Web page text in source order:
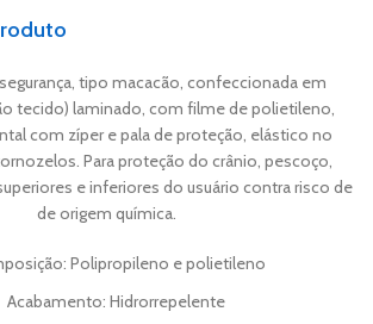
tipo macacão, confeccionada em
tecido) laminado, com filme de polietileno,
com zíper e pala de proteção, elástico no
Para proteção do crânio, pescoço,
e inferiores do usuário contra risco de
de origem química.
Polipropileno e polietileno
Acabamento: Hidrorrepelente